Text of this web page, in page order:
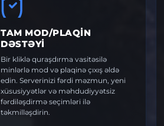
TAM MOD/PLAQIN
DƏSTƏYI
Bir kliklə quraşdırma vasitəsilə
minlərlə mod və plaqinə çıxış əldə
edin. Serverinizi fərdi məzmun, yeni
xüsusiyyətlər və məhdudiyyətsiz
fərdiləşdirmə seçimləri ilə
təkmilləşdirin.